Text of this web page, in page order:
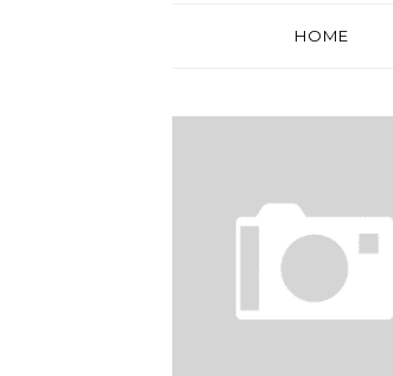
HOME